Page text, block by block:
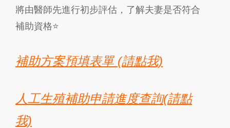
將由醫師先進行初步評估，了解夫妻是否符合
補助資格⭐️
補助方案預填表單(請點我)
人工生殖補助申請進度查詢(請點
我)